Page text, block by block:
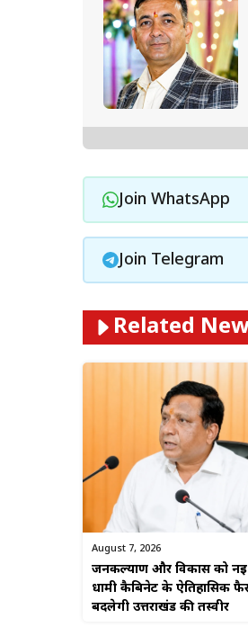
Join WhatsApp
Join Telegram
Related
August 7, 2026
जनकल्याण और विकास को नई
धामी कैबिनेट के ऐतिहासिक
बदलेगी उत्तराखंड की तस्वीर